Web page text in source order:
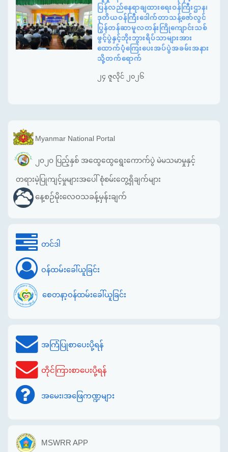
ပြန်လည်နေရာချထားရေးဝန်ကြီးဌာန၊
ဒုတိယဝန်ကြီးဒေါက်တာသန့်ဇော်လွင်
ပြွန်တန်ဆာမူလတန်းကြိုကျောင်းသစ်
ဖွင့်ပွဲနှင့်ဘိုးဘွားရိပ်သာများအား
ထောက်ပံ့ကြေးပေးအပ်ပွဲအခမ်းအနား
သို့တက်ရောက်
၂၄ ဇူလိုင် ၂၀၂၆
Myanmar National Portal
၂၀၂၀ ပြည့်နှစ် အထွေထွေရွေးကောက်ပွဲ မဲမသမာမှုနှင့်
တရားမဲ့ပြုကျင့်မှုများအပေါ် စုံစမ်းတွေ့ရှိချက်များ
နေ့စဉ်မိုးလေဝသခန့်မှန်းချက်
တင်ဒါ
ဝန်ထမ်းခေါ်ယူခြင်း
စေတနာ့ဝန်ထမ်းခေါ်ယူခြင်း
အကြံပြုစာပေးပို့ရန်
တိုင်ကြားစာပေးပို့ရန်
အမေး၊အဖြေကဏ္ဍများ
MSWRR APP